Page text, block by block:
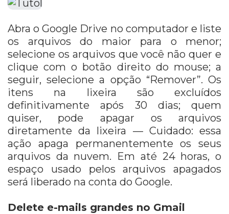
Abra o Google Drive no computador e liste
os arquivos do maior para o menor;
selecione os arquivos que você não quer e
clique com o botão direito do mouse; a
seguir, selecione a opção “Remover”. Os
itens na lixeira são excluídos
definitivamente após 30 dias; quem
quiser, pode apagar os arquivos
diretamente da lixeira — Cuidado: essa
ação apaga permanentemente os seus
arquivos da nuvem. Em até 24 horas, o
espaço usado pelos arquivos apagados
será liberado na conta do Google.
Delete e-mails grandes no Gmail